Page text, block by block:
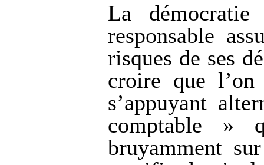
La
responsable
risques de ses
croire que
s’appuyant
comptable »
bruyamment